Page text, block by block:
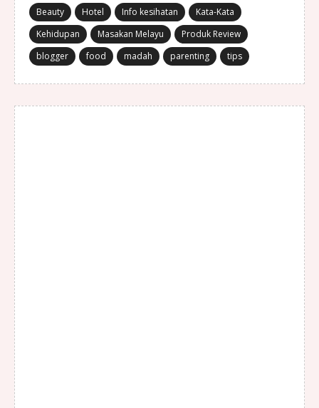
Beauty Hotel Info kesihatan
Kata-Kata
Kehidupan
Masakan Melayu
Produk Review
blogger
food madah parenting tips